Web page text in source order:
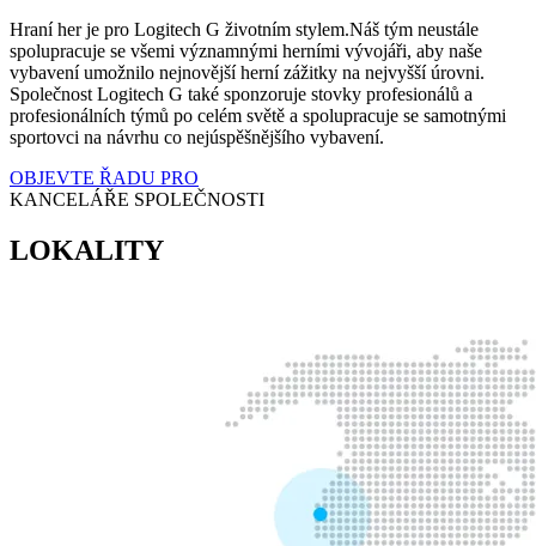
Hraní her je pro Logitech G životním stylem.Náš tým neustále
spolupracuje se všemi významnými herními vývojáři, aby naše
vybavení umožnilo nejnovější herní zážitky na nejvyšší úrovni.
Společnost Logitech G také sponzoruje stovky profesionálů a
profesionálních týmů po celém světě a spolupracuje se samotnými
sportovci na návrhu co nejúspěšnějšího vybavení.
OBJEVTE ŘADU PRO
KANCELÁŘE SPOLEČNOSTI
LOKALITY